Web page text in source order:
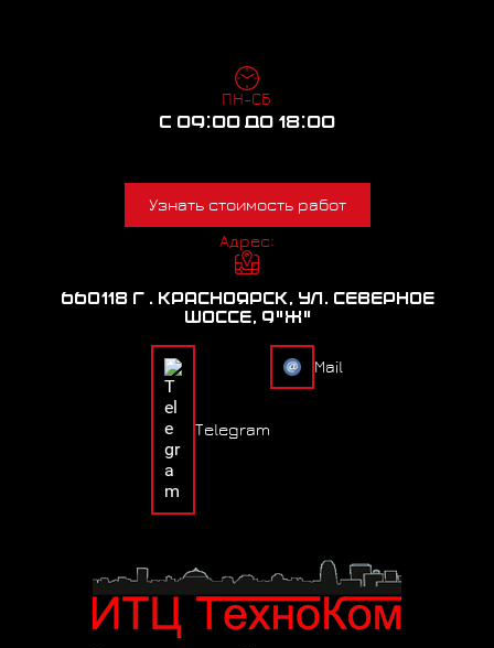
ПН-СБ
С 09:00 ДО 18:00
Telegram
Mail
Узнать стоимость работ
Адрес:
660118 Г . КРАСНОЯРСК, УЛ. СЕВЕРНОЕ
ШОССЕ, 9"Ж"